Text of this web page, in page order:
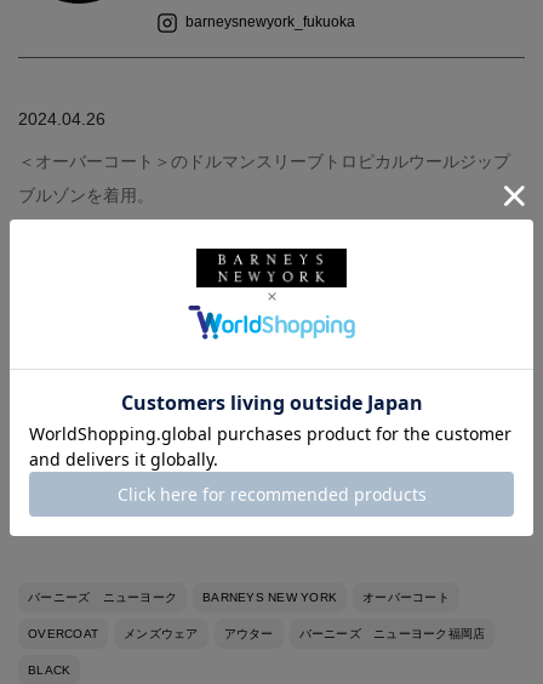
barneysnewyork_fukuoka
2024.04.26
＜オーバーコート＞のドルマンスリーブトロピカルウールジップ
ブルゾンを着用。
outer : OVERCOAT (着用size 2)
◼︎身長177センチ、体重71キロ
◼︎イタリアサイズ48（モデルにより）
◼︎革靴サイズ41〜42（モデルにより）
◼︎スニーカーサイズ27センチ
バーニーズ ニューヨーク BARNEYS NEW YORK オーバーコート
OVERCOAT メンズウェア アウター バーニーズ ニューヨーク福岡店
BLACK